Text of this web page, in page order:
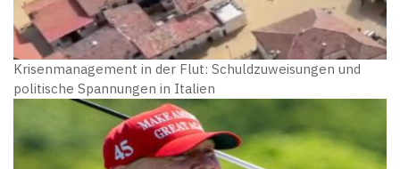
Krisenmanagement in der Flut: Schuldzuweisungen und
politische Spannungen in Italien